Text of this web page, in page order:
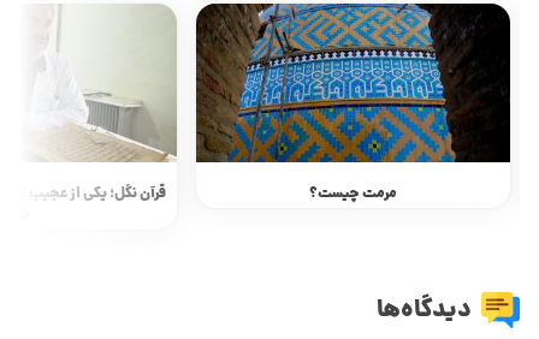
مرمت چیست؟
قرآن نگل؛ یکی از عجیب
دیدگاه‌ها